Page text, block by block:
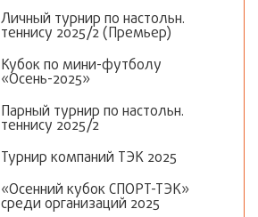
Личный турнир по настольн.
теннису 2025/2 (Премьер)
Кубок по мини-футболу
«Осень-2025»
Парный турнир по настольн.
теннису 2025/2
Турнир компаний ТЭК 2025
«Осенний кубок СПОРТ-ТЭК»
среди организаций 2025